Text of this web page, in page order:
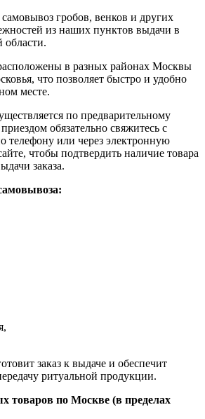
гробов, венков и других
из наших пунктов выдачи в
в разных районах Москвы
что позволяет быстро и удобно
месте.
по предварительному
обязательно свяжитесь с
или через электронную
чтобы подтвердить наличие товара
заказа.
заказ к выдаче и обеспечит
ритуальной продукции.
товаров по Москве (в пределах